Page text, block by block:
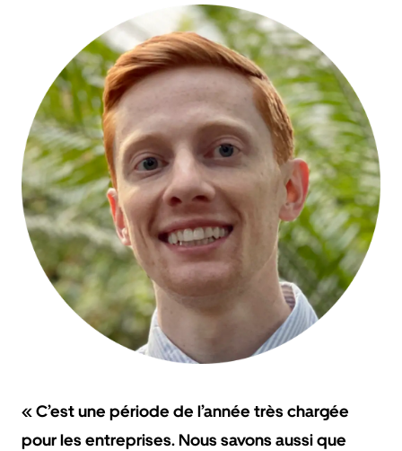
« C’est une période de l’année très chargée
pour les entreprises. Nous savons aussi que